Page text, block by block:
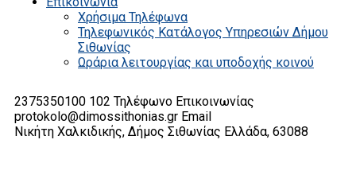
Χρήσιμα Τηλέφωνα
Τηλεφωνικός Κατάλογος Υπηρεσιών Δήμου
Σιθωνίας
Ωράρια λειτουργίας και υποδοχής κοινού
2375350100 102 Τηλέφωνο Επικοινωνίας
protokolo@dimossithonias.gr Email
Νικήτη Χαλκιδικής, Δήμος Σιθωνίας Ελλάδα, 63088